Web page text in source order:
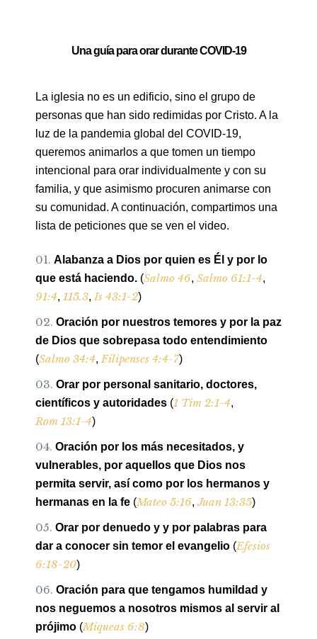
Una guía para orar durante COVID-19
La iglesia no es un edificio, sino el grupo de
personas que han sido redimidas por Cristo. A la
luz de la pandemia global del COVID-19,
queremos animarlos a que tomen un tiempo
intencional para orar individualmente y con su
familia, y que asimismo procuren animarse con
su comunidad. A continuación, compartimos una
lista de peticiones que se ven el video.
Alabanza a Dios por quien es Él y por lo
que está haciendo. (Salmo 46, Salmo 61:1-4,
91:4, 115.3, Is 43:1-2)
Oración por nuestros temores y por la paz
de Dios que sobrepasa todo entendimiento
(Salmo 34:4, Filipenses 4:4-7)
Orar por personal sanitario, doctores,
científicos y autoridades (1 Tim 2:1-4,
Rom 13:1-4)
Oración por los más necesitados, y
vulnerables, por aquellos que Dios nos
permita servir, así como por los hermanos y
hermanas en la fe (Mateo 5:16,Juan 13:35)
Orar por denuedo y y por palabras para
dar a conocer sin temor el evangelio (Efesios
6:18-20)
Oración para que tengamos humildad y
nos neguemos a nosotros mismos al servir al
prójimo (Miqueas 6:8)